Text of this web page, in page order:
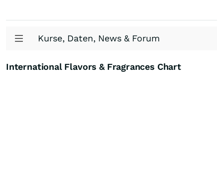
Kurse, Daten, News & Forum
International Flavors & Fragrances Chart